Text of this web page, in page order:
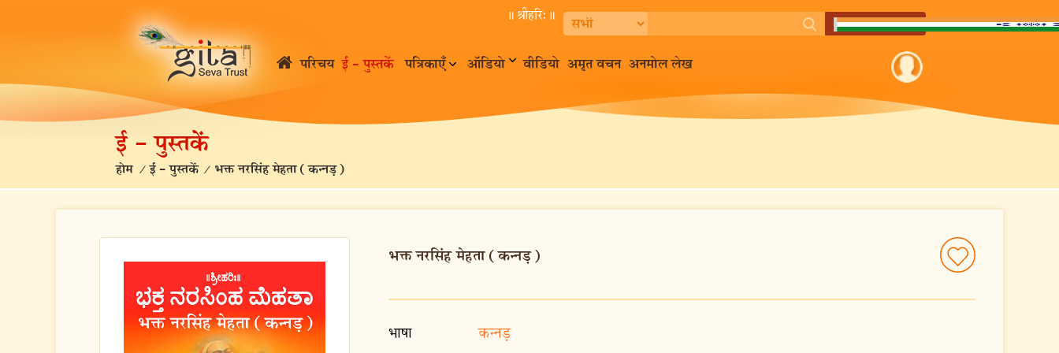
॥ श्रीहरि:॥
परिचय ई – पुस्तकें पत्रिकाएँ ऑडियो वीडियो अमृत वचन अनमोल लेख
ई – पुस्तकें
होम /ई – पुस्तकें / भक्त नरसिंह मेहता (कन्नड़)
भक्त नरसिंह मेहता (कन्नड़)
भाषा कन्नड़